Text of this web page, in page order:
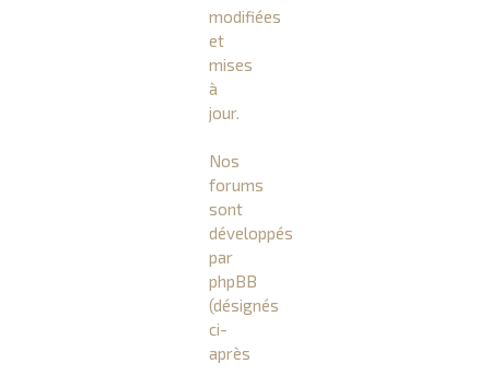
modifiées
et
mises
à
jour.
Nos
forums
sont
développés
par
phpBB
(désignés
ci-
après